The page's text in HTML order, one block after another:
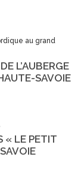
L’AUBERGE
SAVOIE
« LE PETIT